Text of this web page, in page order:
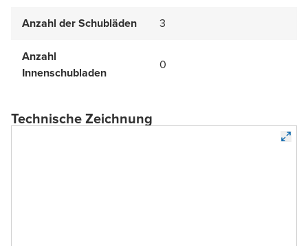
Anzahl der Schubläden 3
Anzahl
Innenschubladen
0
Technische Zeichnung